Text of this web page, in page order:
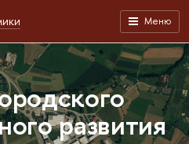
Меню
развития